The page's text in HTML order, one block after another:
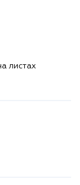
листах